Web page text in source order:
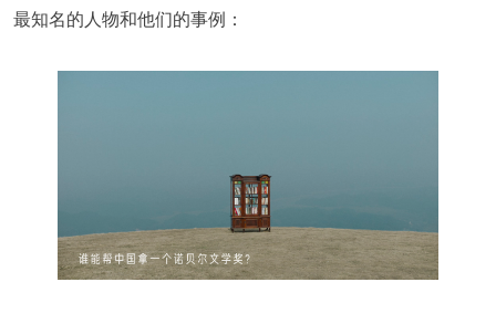
最知名的人物和他们的事例：